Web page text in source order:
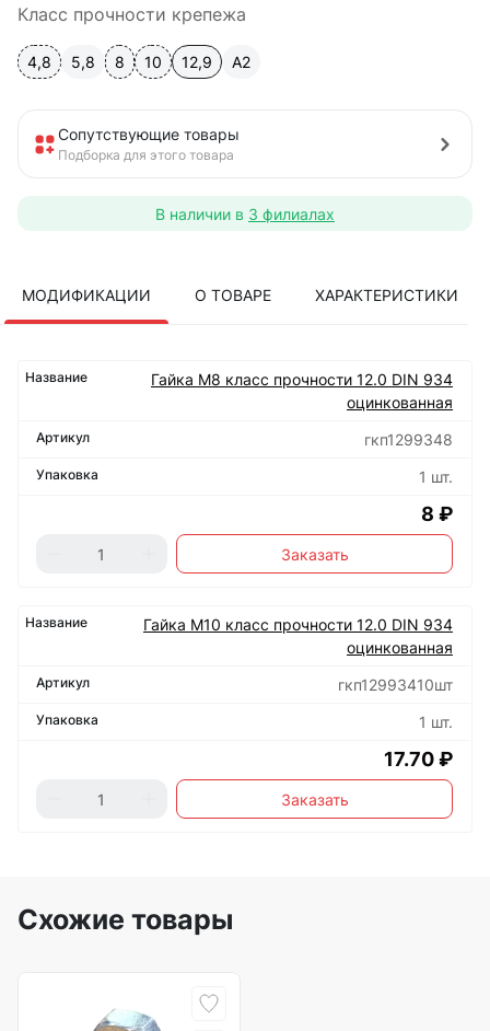
Класс прочности крепежа
4,8 5,8 8 10 12,9 A2
Сопутствующие товары
Подборка для этого товара
В наличии в 3 филиалах
МОДИФИКАЦИИ О ТОВАРЕ ХАРАКТЕРИСТИКИ
Гайка М8 класс прочности 12.0 DIN 934
оцинкованная
гкп1299348
1 шт.
8 ₽
Заказать
Гайка М10 класс прочности 12.0 DIN 934
оцинкованная
гкп12993410шт
1 шт.
17.70 ₽
Заказать
Схожие товары